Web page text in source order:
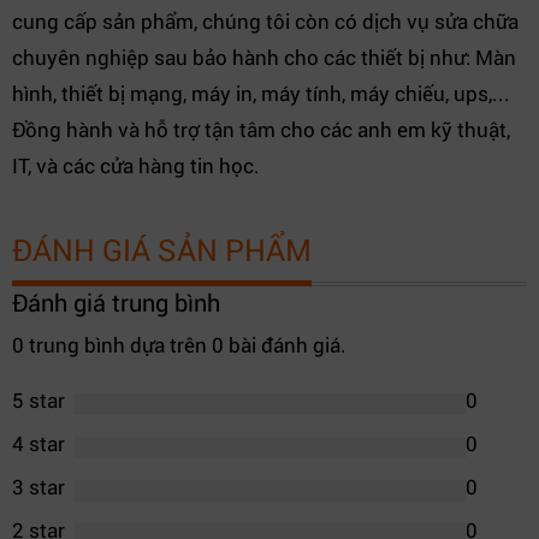
cung cấp sản phẩm, chúng tôi còn có dịch vụ sửa chữa
chuyên nghiệp sau bảo hành cho các thiết bị như: Màn
hình, thiết bị mạng, máy in, máy tính, máy chiếu, ups,...
Đồng hành và hỗ trợ tận tâm cho các anh em kỹ thuật,
IT, và các cửa hàng tin học.
ĐÁNH GIÁ SẢN PHẨM
Đánh giá trung bình
0 trung bình dựa trên 0 bài đánh giá.
5 star
0
4 star
0
3 star
0
2 star
0